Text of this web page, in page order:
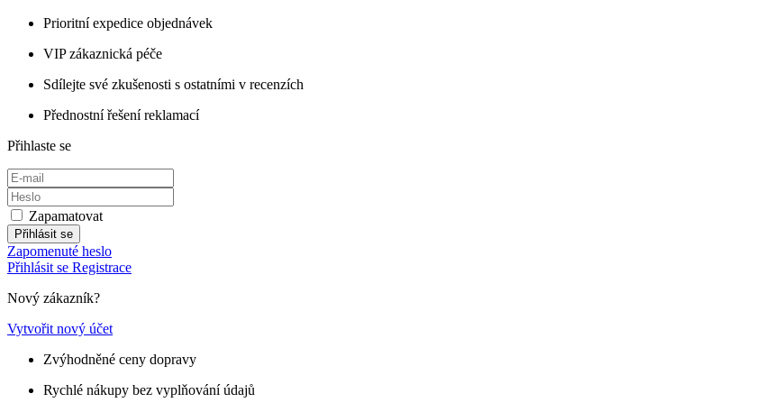
Prioritní expedice objednávek
VIP zákaznická péče
Sdílejte své zkušenosti s ostatními v recenzích
Přednostní řešení reklamací
Přihlaste se
Zapamatovat
Přihlásit se
Zapomenuté heslo
Přihlásit se Registrace
Nový zákazník?
Vytvořit nový účet
Zvýhodněné ceny dopravy
Rychlé nákupy bez vyplňování údajů